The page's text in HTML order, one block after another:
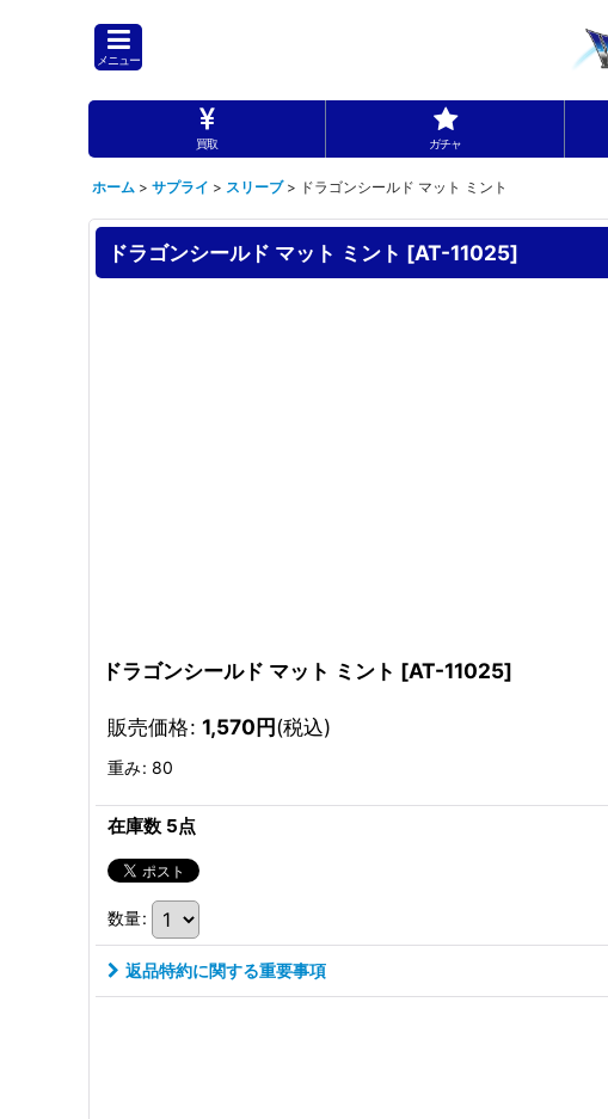
メニュー
買取 ガチャ
ホーム > サプライ > スリーブ > ドラゴンシールド マット ミント
ドラゴンシールド マット ミント [AT-11025]
ドラゴンシールド マット ミント [AT-11025]
販売価格: 1,570円(税込)
重み: 80
在庫数 5点
数量:
返品特約に関する重要事項